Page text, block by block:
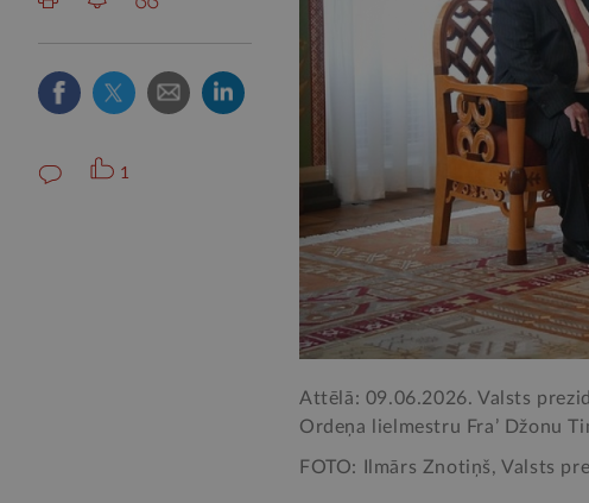
1
Attēlā: 09.06.2026. Valsts
Ordeņa lielmestru Fra’ Džonu
FOTO: Ilmārs Znotiņš, Valsts